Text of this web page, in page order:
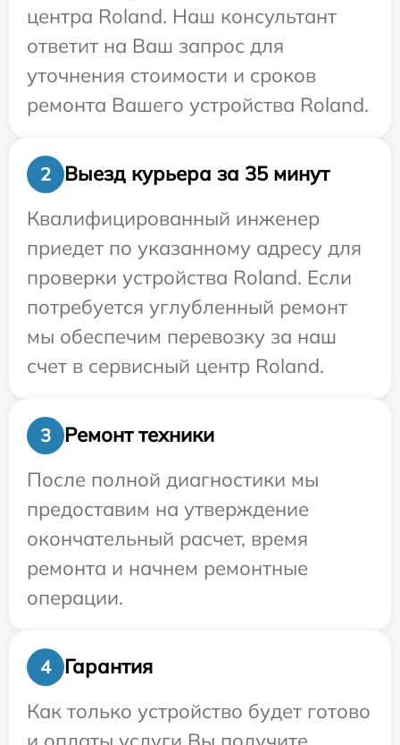
центра Roland. Наш консультант
ответит на Ваш запрос для
уточнения стоимости и сроков
ремонта Вашего устройства Roland.
2
Выезд курьера за 35 минут
Квалифицированный инженер
приедет по указанному адресу для
проверки устройства Roland. Если
потребуется углубленный ремонт
мы обеспечим перевозку за наш
счет в сервисный центр Roland.
3
Ремонт техники
После полной диагностики мы
предоставим на утверждение
окончательный расчет, время
ремонта и начнем ремонтные
операции.
4
Гарантия
Как только устройство будет готово